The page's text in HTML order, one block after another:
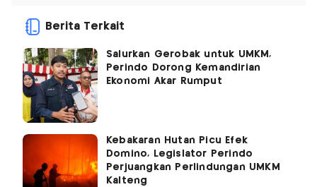
Berita Terkait
Salurkan Gerobak untuk UMKM,
Perindo Dorong Kemandirian
Ekonomi Akar Rumput
Kebakaran Hutan Picu Efek
Domino, Legislator Perindo
Perjuangkan Perlindungan UMKM
Kalteng